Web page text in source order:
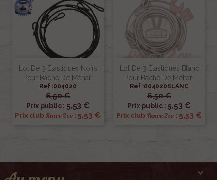
Lot De 3 Élastiques Noirs
Pour Bâche De Méhari
Ref :004020
6,50 €
Prix public : 5,53 €
Prix club Renov 2cv : 5,53 €
Lot De 3 Élastiques Blanc
Pour Bâche De Méhari
Ref :004020BLANC
6,50 €
Prix public : 5,53 €
Prix club Renov 2cv : 5,53 €
